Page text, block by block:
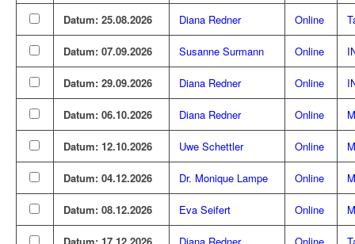
Datum: 25.08.2026 Diana Redner Online
Datum: 07.09.2026 Susanne Surmann Online
Datum: 29.09.2026 Diana Redner Online
Datum: 06.10.2026 Diana Redner Online
Datum: 12.10.2026 Uwe Schettler Online
Datum: 04.12.2026 Dr. Monique Lampe Online
Datum: 08.12.2026 Eva Seifert Online